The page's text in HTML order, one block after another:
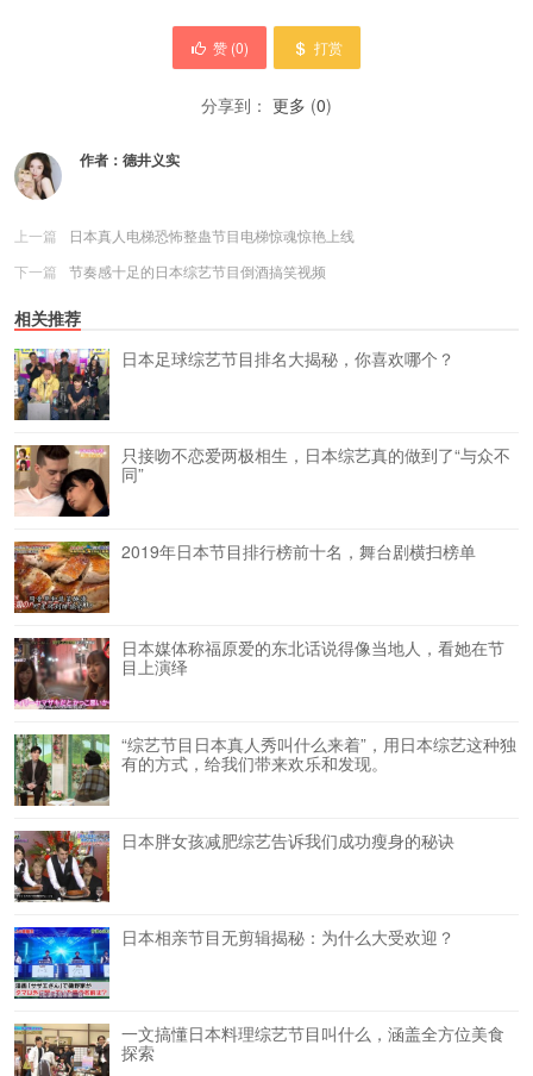
赞 (0) 打赏
分享到： 更多 (0)
作者： 德井义实
上一篇
日本真人电梯恐怖整蛊节目电梯惊魂惊艳上线
下一篇
节奏感十足的日本综艺节目倒酒搞笑视频
相关推荐
日本足球综艺节目排名大揭秘，你喜欢哪个？
只接吻不恋爱两极相生，日本综艺真的做到了“与众不
同”
2019年日本节目排行榜前十名，舞台剧横扫榜单
日本媒体称福原爱的东北话说得像当地人，看她在节
目上演绎
“综艺节目日本真人秀叫什么来着”，用日本综艺这种独
有的方式，给我们带来欢乐和发现。
日本胖女孩减肥综艺告诉我们成功瘦身的秘诀
日本相亲节目无剪辑揭秘：为什么大受欢迎？
一文搞懂日本料理综艺节目叫什么，涵盖全方位美食
探索